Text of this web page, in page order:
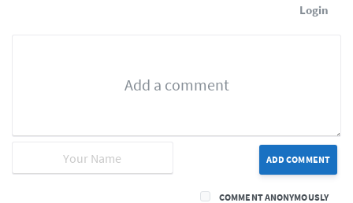
Login
ADD COMMENT
COMMENT ANONYMOUSLY